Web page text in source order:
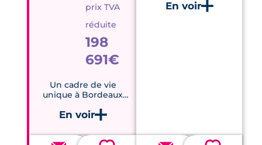
prix TVA
réduite
198
691€
Un cadre de vie
unique à Bordeaux
appartements
contemporains et des
prestations haut de
connectés du T2 au T4
avec espaces